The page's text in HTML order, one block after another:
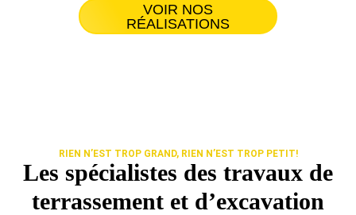
VOIR NOS
RÉALISATIONS
RIEN N’EST TROP GRAND, RIEN N’EST TROP PETIT!
Les spécialistes des travaux de
terrassement et d’excavation